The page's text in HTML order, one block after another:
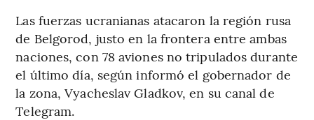
Las fuerzas ucranianas atacaron la región rusa
de Belgorod, justo en la frontera entre ambas
naciones, con 78 aviones no tripulados durante
el último día, según informó el gobernador de
la zona, Vyacheslav Gladkov, en su canal de
Telegram.